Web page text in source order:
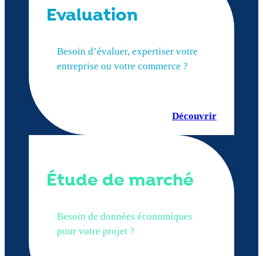
Evaluation
Besoin d’évaluer, expertiser votre
entreprise ou votre commerce ?
Découvrir
Étude de marché
Besoin de données économiques
pour votre projet ?